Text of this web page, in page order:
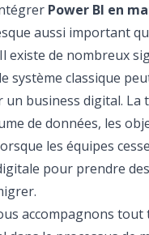
Power BI en
aussi important
existe de nombreux
système classique
business digital. La
de données, les
les équipes
pour prendre
accompagnons tout